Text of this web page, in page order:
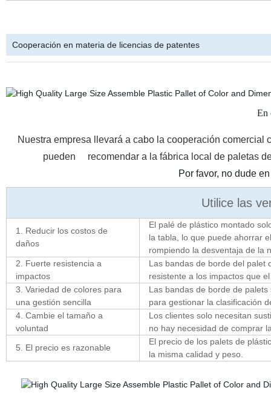
Cooperación en materia de licencias de patentes
En
Nuestra empresa llevará a cabo la cooperación
pueden recomendar a la fábrica local de paletas
Por favor, no dude
Utilice las
1. Reducir los costos de
daños
El palé de plástico montado
la tabla, lo que puede ahorrar
rompiendo la desventaja de la
2. Fuerte resistencia a
impactos
Las bandas de borde del palet
resistente a los impactos que
3. Variedad de colores para
una gestión sencilla
Las bandas de borde de
para gestionar la clasificación
4. Cambie el tamaño a
voluntad
Los clientes solo necesitan
no hay necesidad de comprar
5. El precio es razonable
El precio de los palets de
la misma calidad y peso.